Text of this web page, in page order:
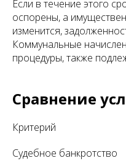
Если в течение этого
оспорены, а
изменится,
Коммунальные
процедуры, также
Сравнение
Критерий
Судебное банкротство